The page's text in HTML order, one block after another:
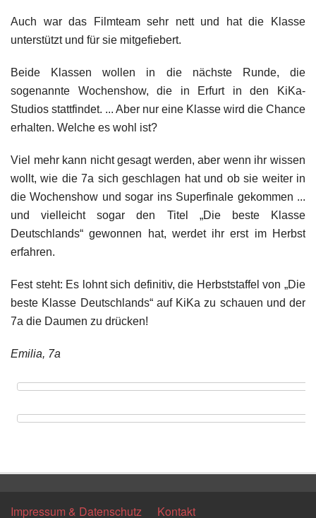
Auch war das Filmteam sehr nett und hat die Klasse
unterstützt und für sie mitgefiebert.
Beide Klassen wollen in die nächste Runde, die
sogenannte Wochenshow, die in Erfurt in den KiKa-
Studios stattfindet. ... Aber nur eine Klasse wird die Chance
erhalten. Welche es wohl ist?
Viel mehr kann nicht gesagt werden, aber wenn ihr wissen
wollt, wie die 7a sich geschlagen hat und ob sie weiter in
die Wochenshow und sogar ins Superfinale gekommen ...
und vielleicht sogar den Titel „Die beste Klasse
Deutschlands“ gewonnen hat, werdet ihr erst im Herbst
erfahren.
Fest steht: Es lohnt sich definitiv, die Herbststaffel von „Die
beste Klasse Deutschlands“ auf KiKa zu schauen und der
7a die Daumen zu drücken!
Emilia, 7a
Impressum & Datenschutz Kontakt